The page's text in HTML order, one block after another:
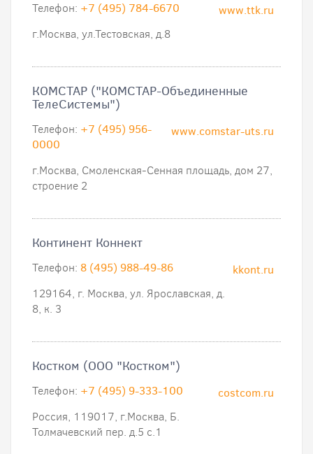
www.ttk.ru
Телефон: +7 (495) 784-6670
г.Москва, ул.Тестовская, д.8
КОМСТАР ("КОМСТАР-Объединенные
ТелеСистемы")
www.comstar-uts.ru
Телефон: +7 (495) 956-
0000
г.Москва, Смоленская-Сенная площадь, дом 27,
строение 2
Континент Коннект
kkont.ru
Телефон: 8 (495) 988-49-86
129164, г. Москва, ул. Ярославская, д.
8, к. 3
Костком (ООО "Костком")
costcom.ru
Телефон: +7 (495) 9-333-100
Россия, 119017, г.Москва, Б.
Толмачевский пер. д.5 с.1